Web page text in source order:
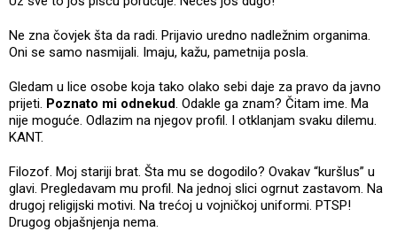
Ne zna čovjek šta da radi. Prijavio uredno nadležnim organima.
Oni se samo nasmijali. Imaju, kažu, pametnija posla.
Gledam u lice osobe koja tako olako sebi daje za pravo da javno
prijeti. Poznato mi odnekud. Odakle ga znam? Čitam ime. Ma
nije moguće. Odlazim na njegov profil. I otklanjam svaku dilemu.
KANT.
Filozof. Moj stariji brat. Šta mu se dogodilo? Ovakav “kuršlus” u
glavi. Pregledavam mu profil. Na jednoj slici ogrnut zastavom. Na
drugoj religijski motivi. Na trećoj u vojničkoj uniformi. PTSP!
Drugog objašnjenja nema.